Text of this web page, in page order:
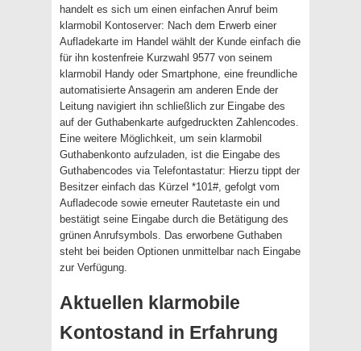
handelt es sich um einen einfachen Anruf beim
klarmobil Kontoserver: Nach dem Erwerb einer
Aufladekarte im Handel wählt der Kunde einfach die
für ihn kostenfreie Kurzwahl 9577 von seinem
klarmobil Handy oder Smartphone, eine freundliche
automatisierte Ansagerin am anderen Ende der
Leitung navigiert ihn schließlich zur Eingabe des
auf der Guthabenkarte aufgedruckten Zahlencodes.
Eine weitere Möglichkeit, um sein klarmobil
Guthabenkonto aufzuladen, ist die Eingabe des
Guthabencodes via Telefontastatur: Hierzu tippt der
Besitzer einfach das Kürzel *101#, gefolgt vom
Aufladecode sowie erneuter Rautetaste ein und
bestätigt seine Eingabe durch die Betätigung des
grünen Anrufsymbols. Das erworbene Guthaben
steht bei beiden Optionen unmittelbar nach Eingabe
zur Verfügung.
Aktuellen klarmobile
Kontostand in Erfahrung